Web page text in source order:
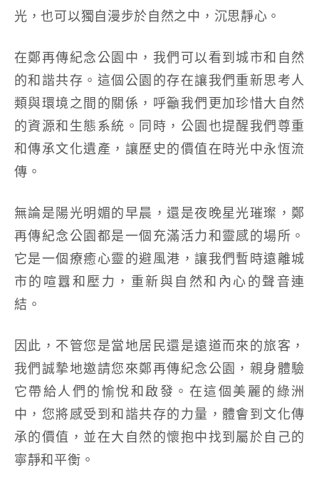
光，也可以獨自漫步於自然之中，沉思靜心。
在鄭再傳紀念公園中，我們可以看到城市和自然
的和諧共存。這個公園的存在讓我們重新思考人
類與環境之間的關係，呼籲我們更加珍惜大自然
的資源和生態系統。同時，公園也提醒我們尊重
和傳承文化遺產，讓歷史的價值在時光中永恆流
傳。
無論是陽光明媚的早晨，還是夜晚星光璀璨，鄭
再傳紀念公園都是一個充滿活力和靈感的場所。
它是一個療癒心靈的避風港，讓我們暫時遠離城
市的喧囂和壓力，重新與自然和內心的聲音連
結。
因此，不管您是當地居民還是遠道而來的旅客，
我們誠摯地邀請您來鄭再傳紀念公園，親身體驗
它帶給人們的愉悅和啟發。在這個美麗的綠洲
中，您將感受到和諧共存的力量，體會到文化傳
承的價值，並在大自然的懷抱中找到屬於自己的
寧靜和平衡。